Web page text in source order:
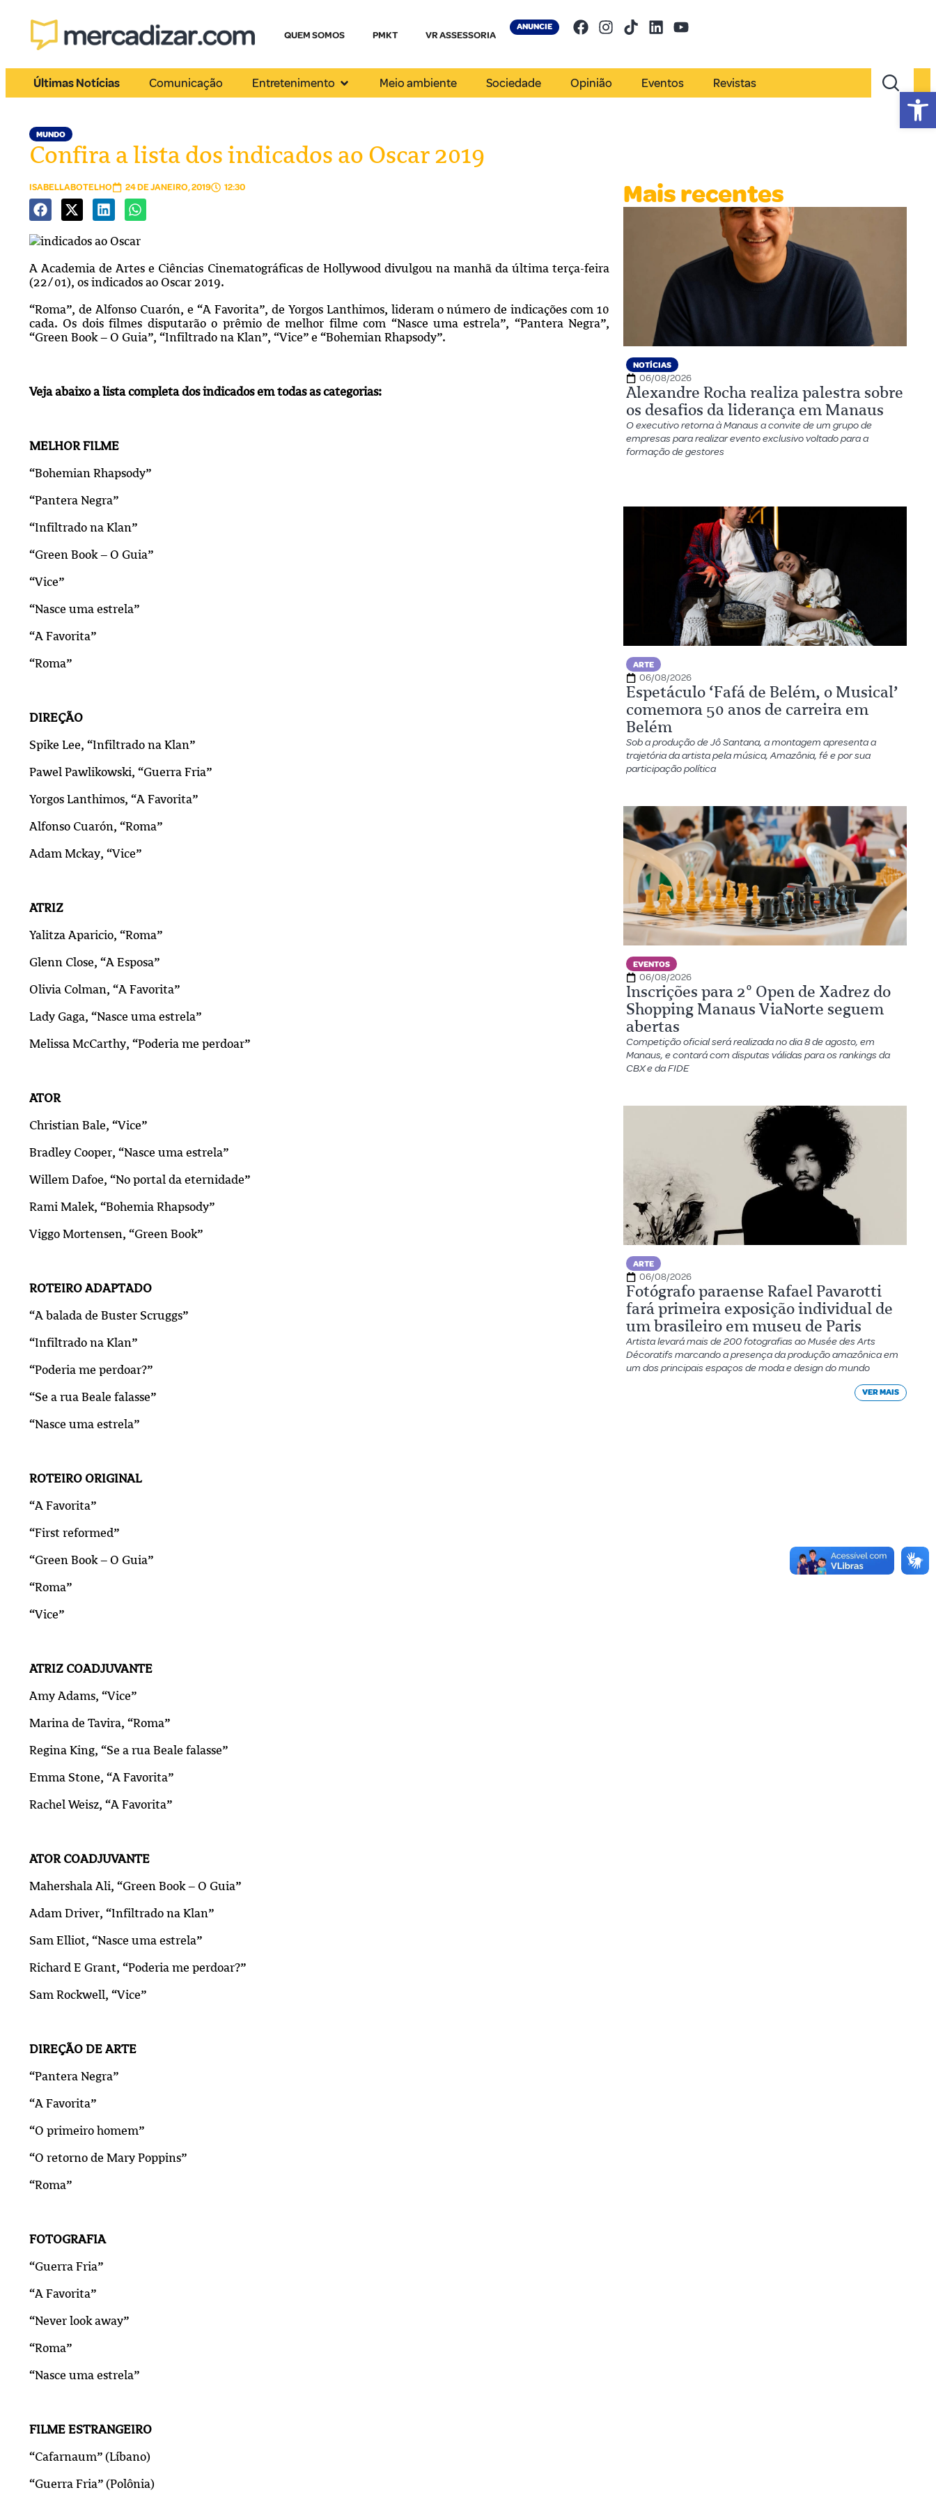
QUEM SOMOS PMKT VR ASSESSORIA
ANUNCIE
Últimas Notícias Comunicação Entretenimento Meio ambiente Sociedade Opinião Eventos Revistas
MUNDO
Confira a lista dos indicados ao Oscar 2019
ISABELLABOTELHO 24 DE JANEIRO, 2019 12:30
A Academia de Artes e Ciências Cinematográficas de Hollywood divulgou na manhã da última terça-feira
(22/01), os indicados ao Oscar 2019.
“Roma”, de Alfonso Cuarón, e “A Favorita”, de Yorgos Lanthimos, lideram o número de indicações com 10
cada. Os dois filmes disputarão o prêmio de melhor filme com “Nasce uma estrela”, “Pantera Negra”,
“Green Book – O Guia”, “Infiltrado na Klan”, “Vice” e “Bohemian Rhapsody”.
Veja abaixo a lista completa dos indicados em todas as categorias:
MELHOR FILME
“Bohemian Rhapsody”
“Pantera Negra”
“Infiltrado na Klan”
“Green Book – O Guia”
“Vice”
“Nasce uma estrela”
“A Favorita”
“Roma”
DIREÇÃO
Spike Lee, “Infiltrado na Klan”
Pawel Pawlikowski, “Guerra Fria”
Yorgos Lanthimos, “A Favorita”
Alfonso Cuarón, “Roma”
Adam Mckay, “Vice”
ATRIZ
Yalitza Aparicio, “Roma”
Glenn Close, “A Esposa”
Olivia Colman, “A Favorita”
Lady Gaga, “Nasce uma estrela”
Melissa McCarthy, “Poderia me perdoar”
ATOR
Christian Bale, “Vice”
Bradley Cooper, “Nasce uma estrela”
Willem Dafoe, “No portal da eternidade”
Rami Malek, “Bohemia Rhapsody”
Viggo Mortensen, “Green Book”
ROTEIRO ADAPTADO
“A balada de Buster Scruggs”
“Infiltrado na Klan”
“Poderia me perdoar?”
“Se a rua Beale falasse”
“Nasce uma estrela”
ROTEIRO ORIGINAL
“A Favorita”
“First reformed”
“Green Book – O Guia”
“Roma”
“Vice”
ATRIZ COADJUVANTE
Amy Adams, “Vice”
Marina de Tavira, “Roma”
Regina King, “Se a rua Beale falasse”
Emma Stone, “A Favorita”
Rachel Weisz, “A Favorita”
ATOR COADJUVANTE
Mahershala Ali, “Green Book – O Guia”
Adam Driver, “Infiltrado na Klan”
Sam Elliot, “Nasce uma estrela”
Richard E Grant, “Poderia me perdoar?”
Sam Rockwell, “Vice”
DIREÇÃO DE ARTE
“Pantera Negra”
“A Favorita”
“O primeiro homem”
“O retorno de Mary Poppins”
“Roma”
FOTOGRAFIA
“Guerra Fria”
“A Favorita”
“Never look away”
“Roma”
“Nasce uma estrela”
FILME ESTRANGEIRO
“Cafarnaum” (Líbano)
“Guerra Fria” (Polônia)
Mais recentes
NOTÍCIAS
06/08/2026
Alexandre Rocha realiza palestra sobre
os desafios da liderança em Manaus
O executivo retorna à Manaus a convite de um grupo de
empresas para realizar evento exclusivo voltado para a
formação de gestores
ARTE
06/08/2026
Espetáculo ‘Fafá de Belém, o Musical’
comemora 50 anos de carreira em
Belém
Sob a produção de Jô Santana, a montagem apresenta a
trajetória da artista pela música, Amazônia, fé e por sua
participação política
EVENTOS
06/08/2026
Inscrições para 2º Open de Xadrez do
Shopping Manaus ViaNorte seguem
abertas
Competição oficial será realizada no dia 8 de agosto, em
Manaus, e contará com disputas válidas para os rankings da
CBX e da FIDE
ARTE
06/08/2026
Fotógrafo paraense Rafael Pavarotti
fará primeira exposição individual de
um brasileiro em museu de Paris
Artista levará mais de 200 fotografias ao Musée des Arts
Décoratifs marcando a presença da produção amazônica em
um dos principais espaços de moda e design do mundo
VER MAIS